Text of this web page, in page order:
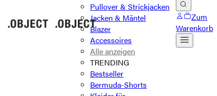
Pullover & Strickjacken
Jacken & Mäntel
Blazer
Accessoires
Alle anzeigen
TRENDING
Bestseller
Bermuda-Shorts
Zum
Warenkorb